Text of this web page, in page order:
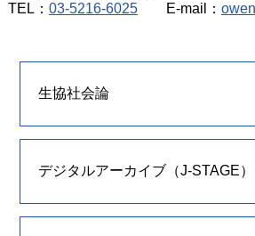
TEL： 03-5216-6025E-mail：
生協社会論
デジタルアーカイブ（J-STAGE）